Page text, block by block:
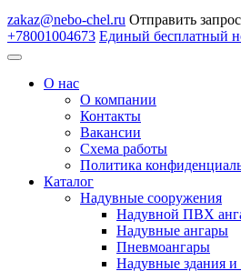
zakaz@nebo-chel.ru Отправить запрос
+78001004673 Единый бесплатный
О нас
О компании
Контакты
Вакансии
Схема работы
Политика
Каталог
Надувные сооружения
Надувной ПВХ
Надувные ангары
Пневмоангары
Надувные здания и